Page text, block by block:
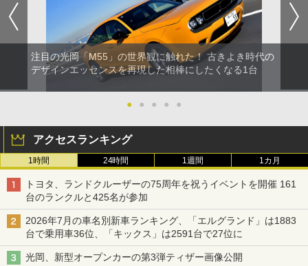
注目の光岡「M55」の世界観に触れた！ 古きよき時代の
デザインエッセンスを再現した相棒にしたくなる1台
● ● ● ● ●
アクセスランキング
1時間 24時間 1週間 1カ月
トヨタ、ランドクルーザーの75周年を祝うイベントを開催 161
台のランクルと425名が参加
2026年7月の車名別新車ランキング、「エルグランド」は1883
台で乗用車36位、「キックス」は2591台で27位に
光岡、新型オープンカーの第3弾ティザー画像公開